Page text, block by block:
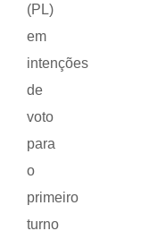
(PL)
em
intenções
de
voto
para
o
primeiro
turno